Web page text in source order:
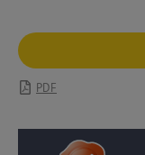
PDF